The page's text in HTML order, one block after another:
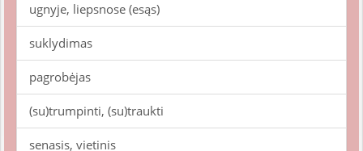
ugnyje, liepsnose (esąs)
suklydimas
pagrobėjas
(su)trumpinti, (su)traukti
senasis, vietinis